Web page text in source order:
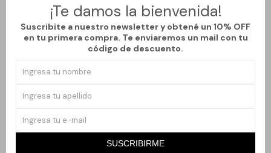
¡Te damos la bienvenida!
Suscribite a nuestro newsletter y obtené un 10% OFF
en tu primera compra. Te enviaremos un mail con tu
código de descuento.
SUSCRIBIRME
El modelo Gimnasio Musical 360° permite que los bebés se
muevan libremente, fomentando su curiosidad y habilidades
motoras. Su base y barra de juguetes desmontables facilitan el
Con un tamaño compacto y un peso ligero, este gimnasio es ideal
para cualquier habitación. Los accesorios incluidos enriquecen
la experiencia de juego, asegurando que cada momento sea
único y estimulante para el desarrollo del bebé.